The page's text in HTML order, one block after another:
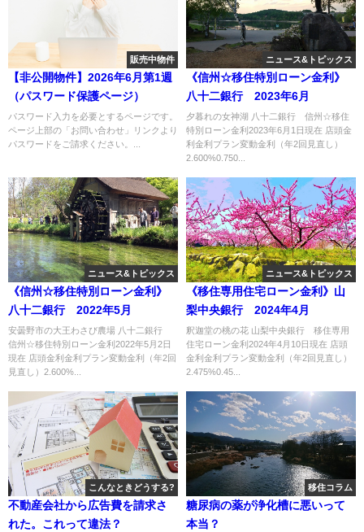
販売中物件
【非公開物件】2026年6月第1週
（パスワード保護ページ）
パスワード入力を必要とするページです。
ページ上部の「お問い合わせ」リンクより
パスワードをご請求ください。...
ニュース&トピックス
《信州☆移住特別ローン金利》
八十二銀行 2023年6月
夕暮れの女神湖 八十二銀行 信州☆移住
特別ローン金利2023年6月1日現在 店頭金
利金利プラン変動金利（年2回見直し）
2.600%0.750...
ニュース&トピックス
《信州☆移住特別ローン金利》
八十二銀行 2022年5月
安曇野市の大王わさび農場 八十二銀行
信州☆移住特別ローン金利2022年5月2日
現在 店頭金利金利プラン変動金利（年2回
見直し）2.600%...
ニュース&トピックス
《移住専用住宅ローン金利》山
梨中央銀行 2024年4月
釈迦堂の桃の花 山梨中央銀行 移住専用
住宅ローン金利2024年4月10日現在 店頭
金利金利プラン変動金利（年2回見直し）
2.475%0.45...
こんなときどうする?
不動産会社から広告費を請求さ
れた。これって違法？
移住コラム
糖尿病の薬が浄化槽に悪いって
本当？